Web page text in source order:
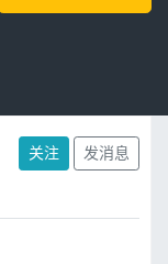
关注 发消息